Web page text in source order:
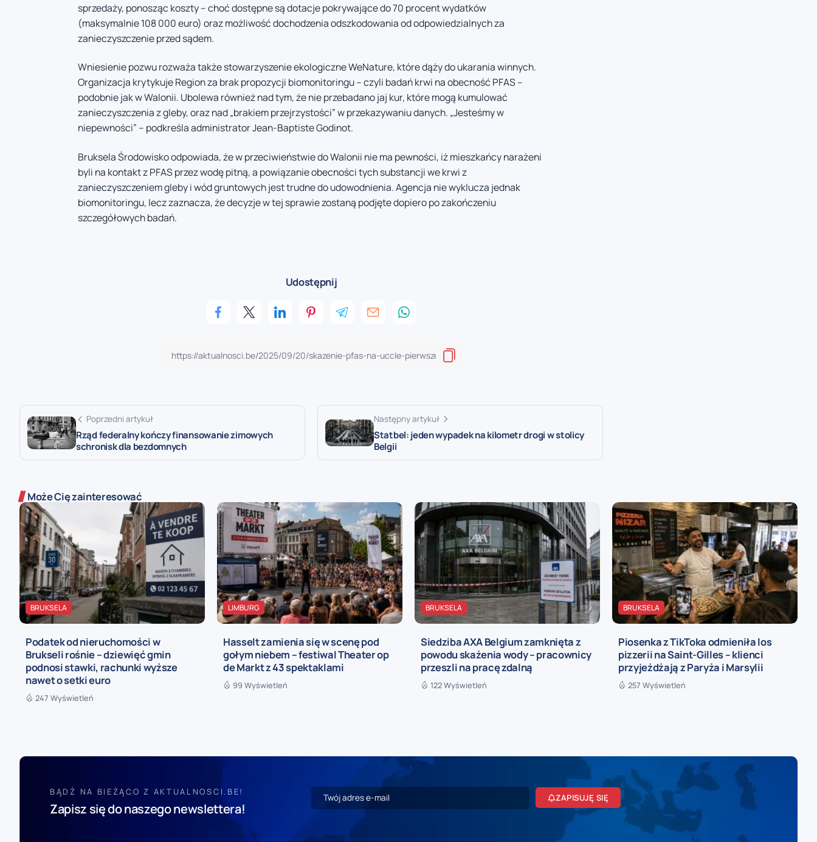
sprzedaży, ponosząc koszty – choć dostępne są dotacje pokrywające do 70 procent wydatków
(maksymalnie 108 000 euro) oraz możliwość dochodzenia odszkodowania od odpowiedzialnych za
zanieczyszczenie przed sądem.
Wniesienie pozwu rozważa także stowarzyszenie ekologiczne WeNature, które dąży do ukarania winnych.
Organizacja krytykuje Region za brak propozycji biomonitoringu – czyli badań krwi na obecność PFAS –
podobnie jak w Walonii. Ubolewa również nad tym, że nie przebadano jaj kur, które mogą kumulować
zanieczyszczenia z gleby, oraz nad „brakiem przejrzystości” w przekazywaniu danych. „Jesteśmy w
niepewności” – podkreśla administrator Jean-Baptiste Godinot.
Bruksela Środowisko odpowiada, że w przeciwieństwie do Walonii nie ma pewności, iż mieszkańcy narażeni
byli na kontakt z PFAS przez wodę pitną, a powiązanie obecności tych substancji we krwi z
zanieczyszczeniem gleby i wód gruntowych jest trudne do udowodnienia. Agencja nie wyklucza jednak
biomonitoringu, lecz zaznacza, że decyzje w tej sprawie zostaną podjęte dopiero po zakończeniu
szczegółowych badań.
Udostępnij
Poprzedni artykuł
Rząd federalny kończy finansowanie zimowych
schronisk dla bezdomnych
Następny artykuł
Statbel: jeden wypadek na kilometr drogi w stolicy
Belgii
Może Cię zainteresować
BRUKSELA
Podatek od nieruchomości w
Brukseli rośnie – dziewięć gmin
podnosi stawki, rachunki wyższe
nawet o setki euro
247 Wyświetleń
LIMBURG
Hasselt zamienia się w scenę pod
gołym niebem – festiwal Theater op
de Markt z 43 spektaklami
99 Wyświetleń
BRUKSELA
Siedziba AXA Belgium zamknięta z
powodu skażenia wody – pracownicy
przeszli na pracę zdalną
122 Wyświetleń
BRUKSELA
Piosenka z TikToka odmieniła los
pizzerii na Saint-Gilles – klienci
przyjeżdżają z Paryża i Marsylii
257 Wyświetleń
BĄDŹ NA BIEŻĄCO Z AKTUALNOSCI.BE!
Zapisz się do naszego newslettera!
ZAPISUJĘ SIĘ